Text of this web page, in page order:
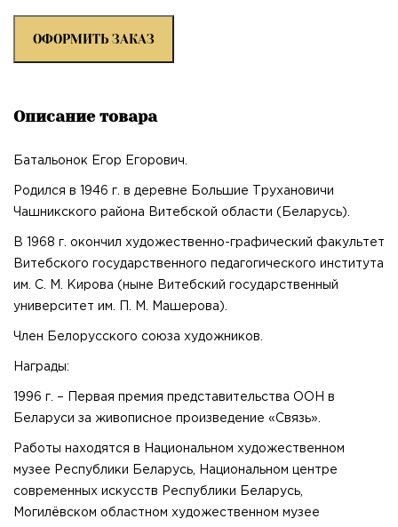
ОФОРМИТЬ ЗАКАЗ
Описание товара
Батальонок Егор Егорович.
Родился в 1946 г. в деревне Большие Трухановичи
Чашникского района Витебской области (Беларусь).
В 1968 г. окончил художественно-графический факультет
Витебского государственного педагогического института
им. С. М. Кирова (ныне Витебский государственный
университет им. П. М. Машерова).
Член Белорусского союза художников.
Награды:
1996 г. – Первая премия представительства ООН в
Беларуси за живописное произведение «Связь».
Работы находятся в Национальном художественном
музее Республики Беларусь, Национальном центре
современных искусств Республики Беларусь,
Могилёвском областном художественном музее